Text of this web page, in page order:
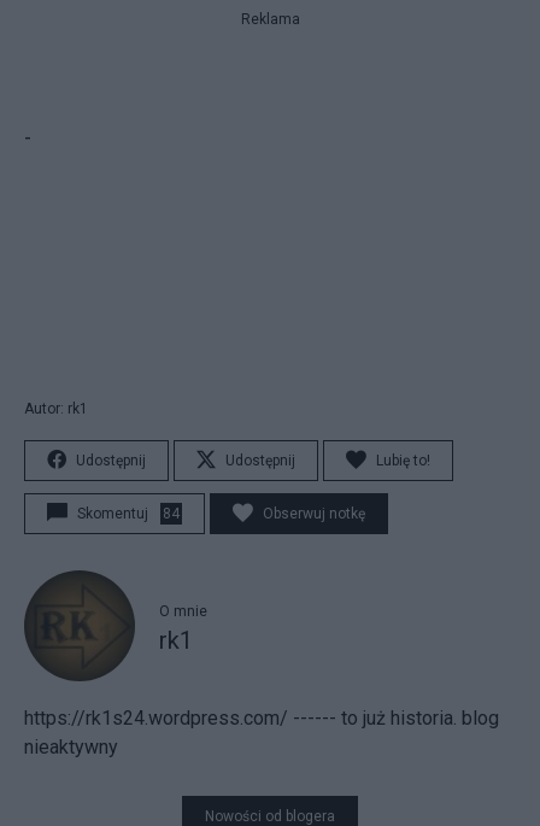
Reklama
-
Autor: rk1
Udostępnij Udostępnij Lubię to!
Skomentuj 84 Obserwuj notkę
O mnie
rk1
https://rk1s24.wordpress.com/ ------ to już historia. blog
nieaktywny
Nowości od blogera